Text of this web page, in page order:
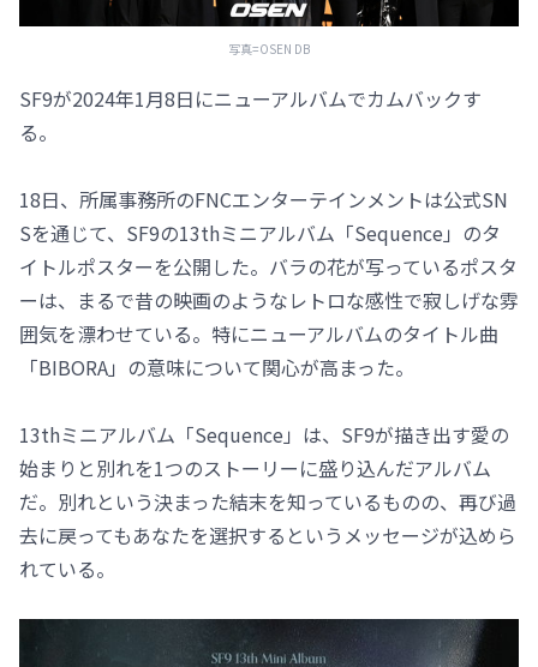
写真=OSEN DB
SF9が2024年1月8日にニューアルバムでカムバックす
る。
18日、所属事務所のFNCエンターテインメントは公式SN
Sを通じて、SF9の13thミニアルバム「Sequence」のタ
イトルポスターを公開した。バラの花が写っているポスタ
ーは、まるで昔の映画のようなレトロな感性で寂しげな雰
囲気を漂わせている。特にニューアルバムのタイトル曲
「BIBORA」の意味について関心が高まった。
13thミニアルバム「Sequence」は、SF9が描き出す愛の
始まりと別れを1つのストーリーに盛り込んだアルバム
だ。別れという決まった結末を知っているものの、再び過
去に戻ってもあなたを選択するというメッセージが込めら
れている。